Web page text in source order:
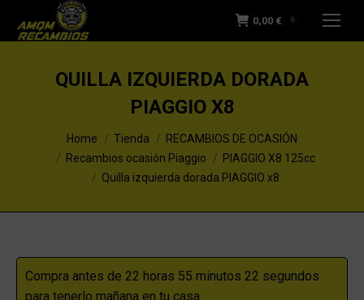
0,00 € 0
QUILLA IZQUIERDA DORADA
PIAGGIO X8
You are here:Home Tienda
RECAMBIOS DE OCASIÓN
Recambios ocasión Piaggio
PIAGGIO X8 125cc
Quilla izquierda dorada PIAGGIO x8
Compra antes de 22 horas 55 minutos 22 segundos
para tenerlo mañana en tu casa